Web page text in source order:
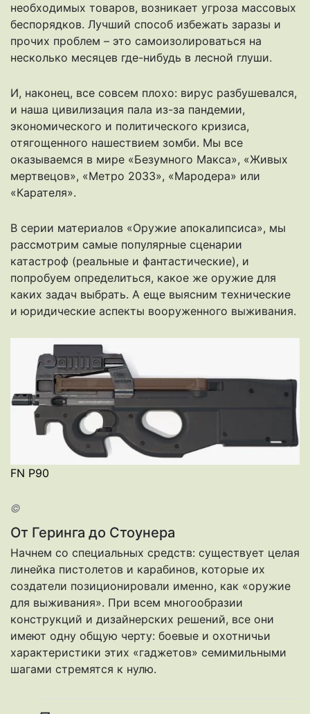
необходимых товаров, возникает угроза массовых
беспорядков. Лучший способ избежать заразы и
прочих проблем – это самоизолироваться на
несколько месяцев где-нибудь в лесной глуши.
И, наконец, все совсем плохо: вирус разбушевался,
и наша цивилизация пала из-за пандемии,
экономического и политического кризиса,
отягощенного нашествием зомби. Мы все
оказываемся в мире «Безумного Макса», «Живых
мертвецов», «Метро 2033», «Мародера» или
«Карателя».
В серии материалов «Оружие апокалипсиса», мы
рассмотрим самые популярные сценарии
катастроф (реальные и фантастические), и
попробуем определиться, какое же оружие для
каких задач выбрать. А еще выясним технические
и юридические аспекты вооруженного выживания.
FN Р90
©
От Геринга до Стоунера
Начнем со специальных средств: существует целая
линейка пистолетов и карабинов, которые их
создатели позиционировали именно, как «оружие
для выживания». При всем многообразии
конструкций и дизайнерских решений, все они
имеют одну общую черту: боевые и охотничьи
характеристики этих «гаджетов» семимильными
шагами стремятся к нулю.